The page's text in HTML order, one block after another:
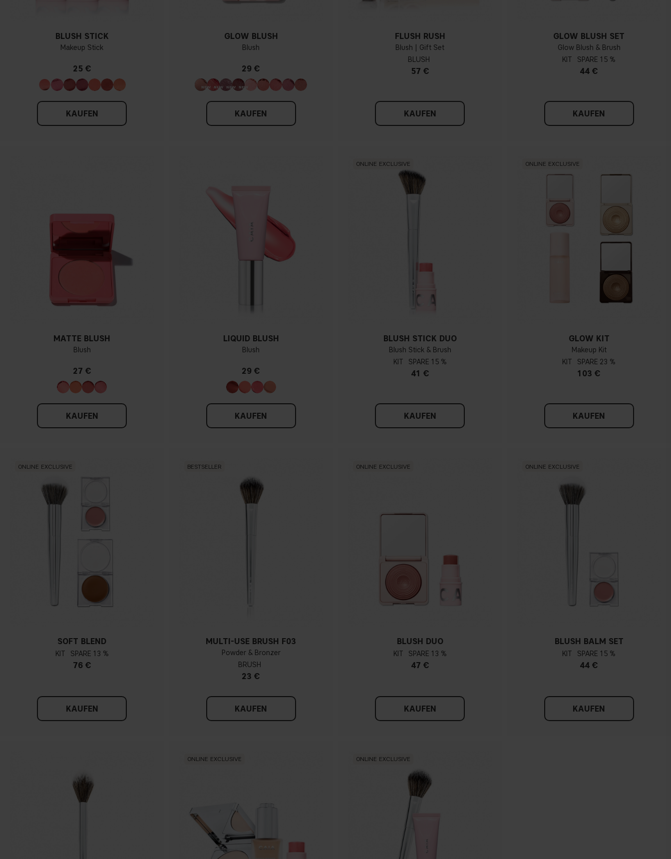
BLUSH STICK
Makeup Stick
25 €
KAUFEN
GLOW BLUSH
Blush
29 €
KAUFEN
FLUSH RUSH
Blush | Gift Set
BLUSH
57 €
KAUFEN
GLOW BLUSH SET
Glow Blush & Brush
KIT
15 %
44 €
KAUFEN
MATTE BLUSH
Blush
27 €
KAUFEN
LIQUID BLUSH
Blush
29 €
KAUFEN
ONLINE EXCLUSIVE
BLUSH STICK DUO
Blush Stick & Brush
KIT
15 %
41 €
KAUFEN
ONLINE EXCLUSIVE
GLOW KIT
Makeup Kit
KIT
23 %
103 €
KAUFEN
ONLINE EXCLUSIVE
SOFT BLEND
KIT 13 %
76 €
KAUFEN
BESTSELLER
MULTI-USE BRUSH F03
Powder & Bronzer
BRUSH
23 €
KAUFEN
ONLINE EXCLUSIVE
BLUSH DUO
KIT 13 %
47 €
KAUFEN
ONLINE EXCLUSIVE
BLUSH BALM SET
KIT 15 %
44 €
KAUFEN
ONLINE EXCLUSIVE ONLINE EXCLUSIVE